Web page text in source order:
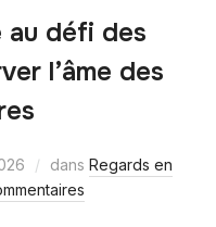
au défi des
l’âme des
dans Regards en